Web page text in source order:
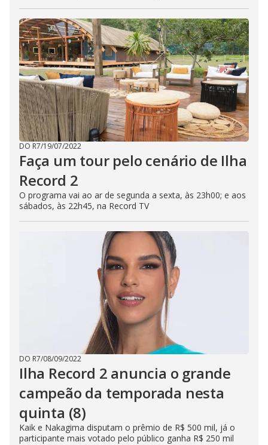
DO R7/19/07/2022
Faça um tour pelo cenário de Ilha
Record 2
O programa vai ao ar de segunda a sexta, às 23h00; e aos
sábados, às 22h45, na Record TV
DO R7/08/09/2022
Ilha Record 2 anuncia o grande
campeão da temporada nesta
quinta (8)
Kaik e Nakagima disputam o prêmio de R$ 500 mil, já o
participante mais votado pelo público ganha R$ 250 mil